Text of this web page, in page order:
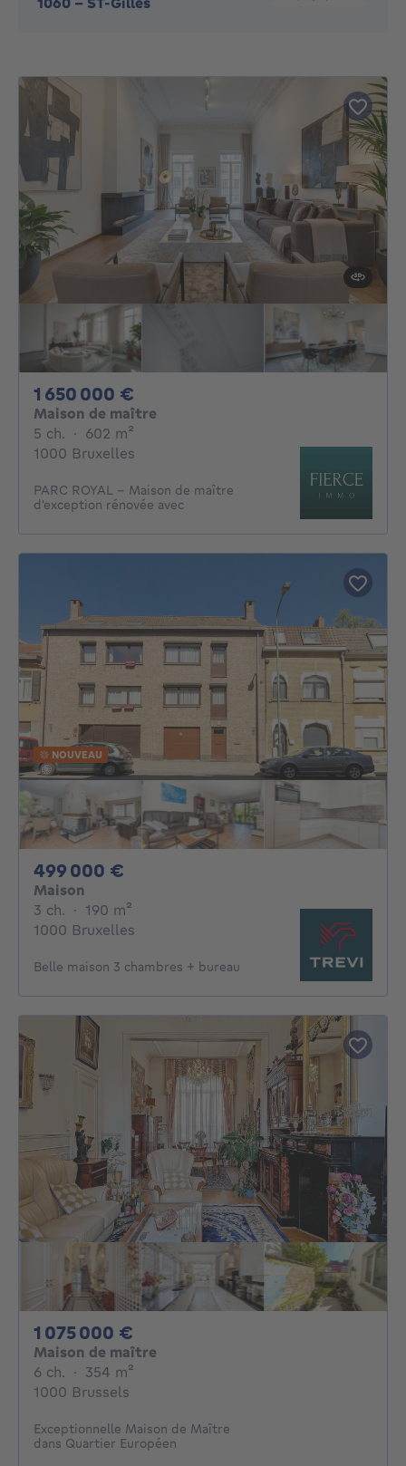
1 650 000 €
Maison de maître
5 ch. 5 chambres
· 602 m²
1000 Bruxelles
PARC ROYAL – Maison de maître
d'exception rénovée avec
NOUVEAU
499 000 €
Maison
3 ch. 3 chambres
· 190 m²
1000 Bruxelles
Belle maison 3 chambres + bureau
1 075 000 €
Maison de maître
6 ch. 6 chambres
· 354 m²
1000 Brussels
Exceptionnelle Maison de Maître
dans Quartier Européen